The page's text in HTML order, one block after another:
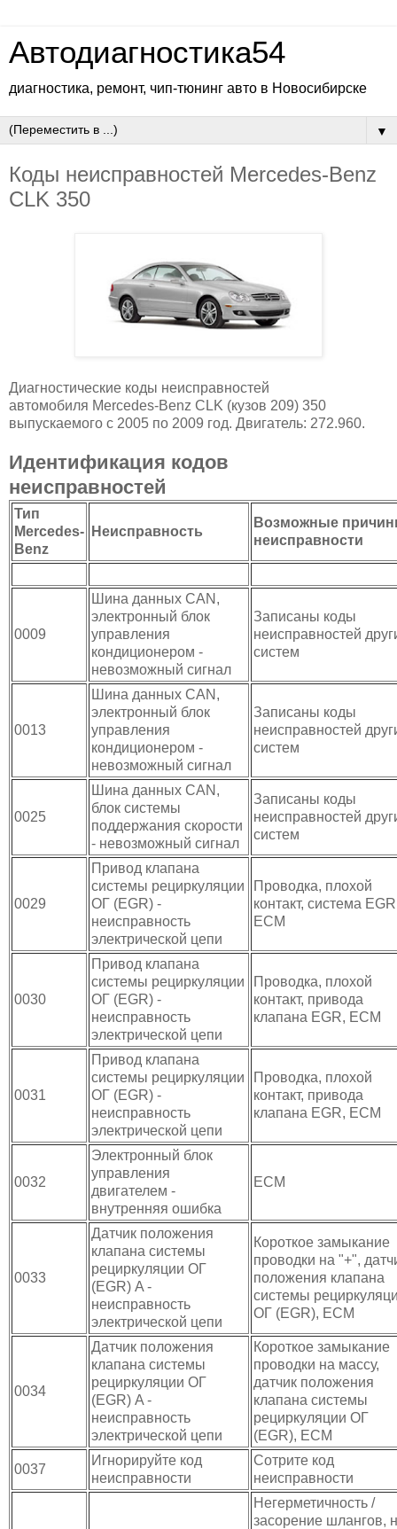
Автодиагностика54
диагностика, ремонт, чип-тюнинг авто в Новосибирске
▼
Коды неисправностей Mercedes-Benz
CLK 350
Диагностические коды неисправностей
автомобиля Mercedes-Benz CLK (кузов 209) 350
выпускаемого с 2005 по 2009 год. Двигатель: 272.960.
Идентификация кодов
неисправностей
Тип
Mercedes-
Benz
Неисправность
Возможные
неисправности
0009
Шина данных CAN,
электронный блок
управления
кондиционером -
невозможный сигнал
Записаны коды
неисправностей
систем
0013
Шина данных CAN,
электронный блок
управления
кондиционером -
невозможный сигнал
Записаны коды
неисправностей
систем
0025
Шина данных CAN,
блок системы
поддержания скорости
- невозможный сигнал
Записаны коды
неисправностей
систем
0029
Привод клапана
системы рециркуляции
ОГ (EGR) -
неисправность
электрической цепи
Проводка, плохой
контакт, система
ECM
0030
Привод клапана
системы рециркуляции
ОГ (EGR) -
неисправность
электрической цепи
Проводка, плохой
контакт, привода
клапана EGR, ECM
0031
Привод клапана
системы рециркуляции
ОГ (EGR) -
неисправность
электрической цепи
Проводка, плохой
контакт, привода
клапана EGR, ECM
0032
Электронный блок
управления
двигателем -
внутренняя ошибка
ECM
0033
Датчик положения
клапана системы
рециркуляции ОГ
(EGR) A -
неисправность
электрической цепи
Короткое замыкание
проводки на "+",
положения клапана
системы
ОГ (EGR), ECM
0034
Датчик положения
клапана системы
рециркуляции ОГ
(EGR) A -
неисправность
электрической цепи
Короткое замыкание
проводки на массу,
датчик положения
клапана системы
рециркуляции ОГ
(EGR), ECM
0037
Игнорируйте код
неисправности
Сотрите код
неисправности
Негерметичность /
засорение шлангов,